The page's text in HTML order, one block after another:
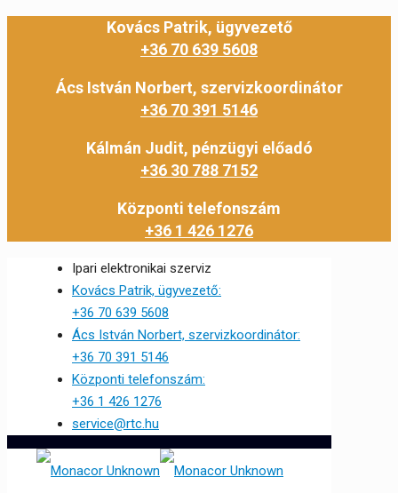
Kovács Patrik, ügyvezető
+36 70 639 5608
Ács István Norbert, szervizkoordinátor
+36 70 391 5146
Kálmán Judit, pénzügyi előadó
+36 30 788 7152
Központi telefonszám
+36 1 426 1276
Ipari elektronikai szerviz
Kovács Patrik, ügyvezető:
+36 70 639 5608
Ács István Norbert, szervizkoordinátor:
+36 70 391 5146
Központi telefonszám:
+36 1 426 1276
service@rtc.hu